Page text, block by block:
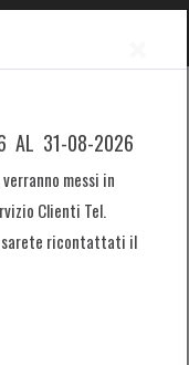
a contattare il
riscontrate:
AL 31-08-2026
messi in
Clienti Tel.
sarete ricontattati il